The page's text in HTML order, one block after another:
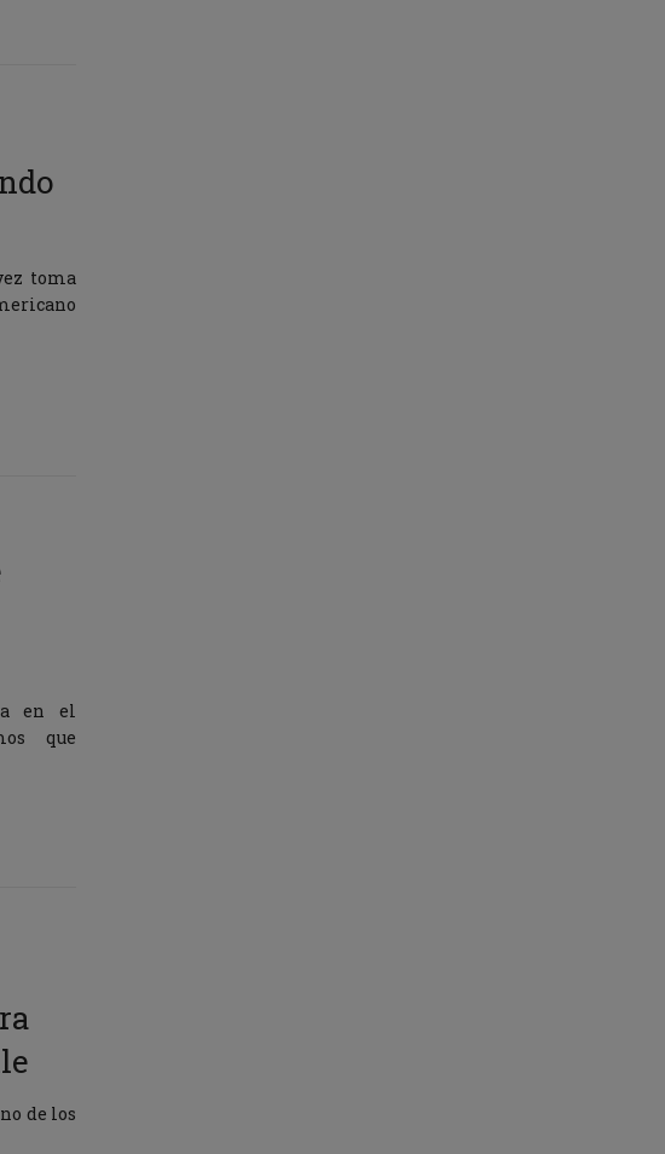
toma
en el
que
de los